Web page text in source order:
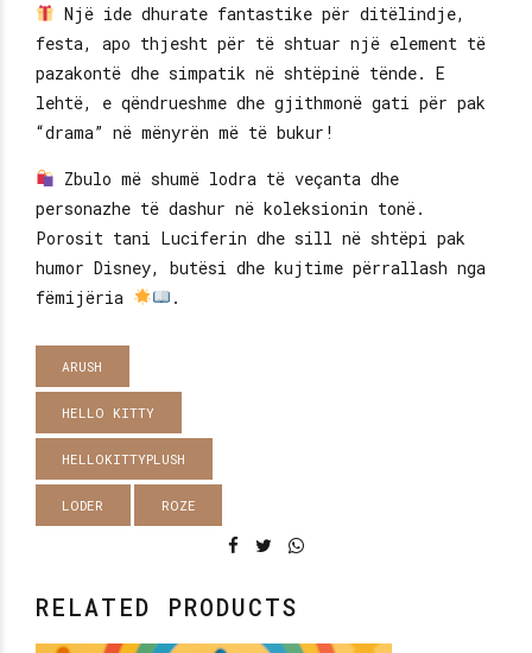
Një ide dhurate fantastike për ditëlindje,
festa, apo thjesht për të shtuar një element të
pazakontë dhe simpatik në shtëpinë tënde. E
lehtë, e qëndrueshme dhe gjithmonë gati për pak
“drama” në mënyrën më të bukur!
Zbulo më shumë lodra të veçanta dhe
personazhe të dashur në koleksionin tonë.
Porosit tani Luciferin dhe sill në shtëpi pak
humor Disney, butësi dhe kujtime përrallash nga
fëmijëria
.
ARUSH
HELLO KITTY
HELLOKITTYPLUSH
LODER ROZE
RELATED PRODUCTS